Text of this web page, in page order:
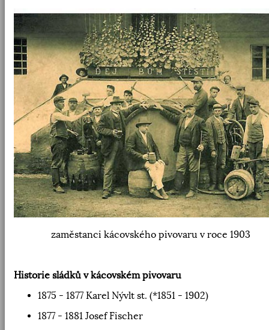
zaměstanci kácovského pivovaru v roce 1903
Historie sládků v kácovském pivovaru
1875 - 1877 Karel Nývlt st. (*1851 - 1902)
1877 - 1881 Josef Fischer